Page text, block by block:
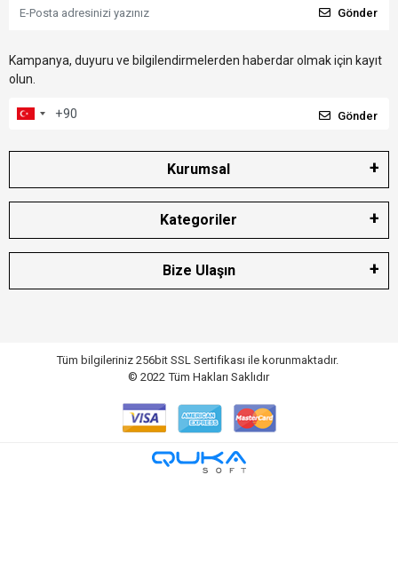
Gönder
Kampanya, duyuru ve bilgilendirmelerden haberdar olmak için kayıt
olun.
Gönder
Kurumsal
Kategoriler
Bize Ulaşın
Tüm bilgileriniz 256bit SSL Sertifikası ile korunmaktadır.
© 2022Tüm Hakları Saklıdır